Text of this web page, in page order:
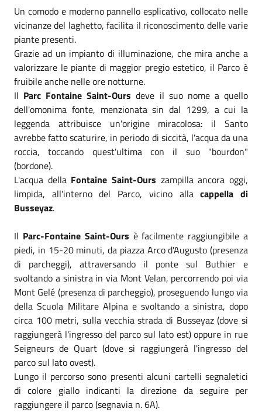
Un comodo e moderno pannello esplicativo, collocato nelle
vicinanze del laghetto, facilita il riconoscimento delle varie
piante presenti.
Grazie ad un impianto di illuminazione, che mira anche a
valorizzare le piante di maggior pregio estetico, il Parco è
fruibile anche nelle ore notturne.
Il Parc Fontaine Saint-Oursdeve il suo nome a quello
dell'omonima fonte, menzionata sin dal 1299, a cui la
leggenda attribuisce un'origine miracolosa: il Santo
avrebbe fatto scaturire, in periodo di siccità, l'acqua da una
roccia, toccando quest'ultima con il suo "bourdon"
(bordone).
L'acqua della Fontaine Saint-Ours zampilla ancora oggi,
limpida, all'interno del Parco, vicino allacappella di
Busseyaz.
Il Parc-Fontaine Saint-Ours è facil­men­te raggiun­gi­bile a
piedi, in 15-20 mi­nu­ti, da piazza Arco d'Augusto (presenza
di parcheggi), attraversando il ponte sul Buthier e
svoltando a sinistra in via Mont Velan, per­cor­ren­do poi via
Mont Gelé (presenza di parcheggio), proseguendo lungo via
della Scuola Militare Alpina e svoltando a sinistra, dopo
circa 100 metri, sulla vecchia strada di Busseyaz (dove si
raggiungerà l'ingresso del parco sul lato est) oppure in rue
Seigneurs de Quart (dove si raggiungerà l'ingresso del
parco sul lato ovest).
Lungo il percorso sono presenti alcuni cartelli segnaletici
di colore giallo indicanti la direzione da seguire per
raggiungere il parco (segnavia n. 6A).